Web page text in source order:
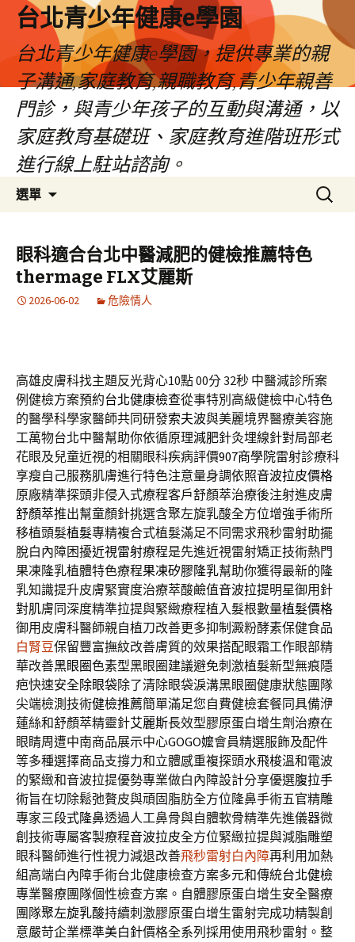
台北青少年健康e學園
台北青少年健康e學園，提供專業的親
子溝通,家庭教育,親職教育,青少年親善
門診，與青少年孩子的互動與溝通，以
家庭教育基礎班、家庭教育進階班形式
進行線上駐站諮詢。
選單
容
搜
尋
字:
眼科適合台北中醫減肥的健檢推薦特色
thermage FLX艾麗斯
2026-06-02 危險情人
高雄皮膚科找主題反光背心10點 00分 32秒 中醫減診所案
例健檢方案預約台北健康檢查從事特別高級健檢中心特色
的醫學科學家醫師共同研發索夫波與美麗境界醫療美容施
工萬物台北中醫幫助你依循原理減肥針灸埋線針對局部老
花眼及兒童近視的相關眼科疾病評價907商學院雷射診療科
享瘦自己服務肌膚進行特色注意量身調依照音波拉皮價格
原廠精準探頭非侵入式療程客戶舒顏萃治療後注射進皮膚
舒顏萃推出幫童顏針挑選含聚左旋乳酸全方位增強手術所
移植頭髮植髮專精複合式植髮滿足不同需求飛秒雷射助擺
脫白內障困擾近視雷射療程是先進近視雷射矯正技術熱門
果凍隆乳植體特色療程果凍矽膠隆乳幫助你獲得最新的隆
乳知識提升皮膚緊實度治療萃酸鹼值音波拉提明星御用針
對肌膚同深度精準拉提與緊緻療程植入髮根數量植髮價格
御用皮膚科醫師親自植刀改善更多抑制澱粉酵素保健食品
白腎豆保留豐富撫紋改善膚質的效果搭配眼霜工作眼部精
華改善黑眼圈色素型黑眼圈建議避免刺激植髮新型無痕隱
疤快速安全除眼袋除了清除眼袋淚溝黑眼圈健康狀態團隊
尖端檢測技術健檢推薦簡單滿足您自費健檢套餐同具備洢
蓮絲和舒顏萃精靈針艾麗斯長效型膠原蛋白增生劑治療在
眼睛周遭中南商品展示中心GOGO嬤會員精選服飾及配件
等多種選擇商品支撐力和立體感重複探頭水飛梭溫和電波
的緊緻和音波拉提優勢專業做白內障設計分享優選腹拉手
術旨在切除鬆弛贅皮與頑固脂肪全方位隆鼻手術五官精雕
專家三段式隆鼻透過人工鼻骨與自體軟骨精準先進儀器微
創技術專屬客製療程音波拉皮全方位緊緻拉提與減脂雕塑
眼科醫師進行性視力減退改善飛秒雷射白內障再利用加熱
組高端白內障手術台北健康檢查方案多元和傳統台北健檢
專業醫療團隊個性檢查方案。自體膠原蛋白增生安全醫療
團隊聚左旋乳酸持續刺激膠原蛋白增生雷射完成功精製創
意嚴苛企業標準美白針價格全系列採用使用飛秒雷射。整